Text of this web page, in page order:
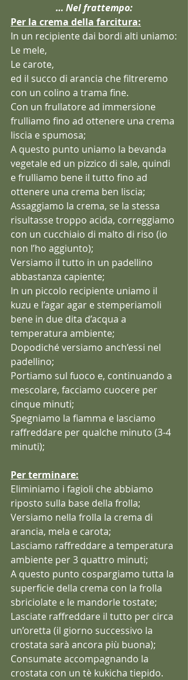
… Nel frattempo:
Per la crema della farcitura:
In un recipiente dai bordi alti uniamo:
Le mele,
Le carote,
ed il succo di arancia che filtreremo
con un colino a trama fine.
Con un frullatore ad immersione
frulliamo fino ad ottenere una crema
liscia e spumosa;
A questo punto uniamo la bevanda
vegetale ed un pizzico di sale, quindi
e frulliamo bene il tutto fino ad
ottenere una crema ben liscia;
Assaggiamo la crema, se la stessa
risultasse troppo acida, correggiamo
con un cucchiaio di malto di riso (io
non l’ho aggiunto);
Versiamo il tutto in un padellino
abbastanza capiente;
In un piccolo recipiente uniamo il
kuzu e l’agar agar e stemperiamoli
bene in due dita d’acqua a
temperatura ambiente;
Dopodiché versiamo anch’essi nel
padellino;
Portiamo sul fuoco e, continuando a
mescolare, facciamo cuocere per
cinque minuti;
Spegniamo la fiamma e lasciamo
raffreddare per qualche minuto (3-4
minuti);
Per terminare:
Eliminiamo i fagioli che abbiamo
riposto sulla base della frolla;
Versiamo nella frolla la crema di
arancia, mela e carota;
Lasciamo raffreddare a temperatura
ambiente per 3 quattro minuti;
A questo punto cospargiamo tutta la
superficie della crema con la frolla
sbriciolate e le mandorle tostate;
Lasciate raffreddare il tutto per circa
un’oretta (il giorno successivo la
crostata sarà ancora più buona);
Consumate accompagnando la
crostata con un tè kukicha tiepido.